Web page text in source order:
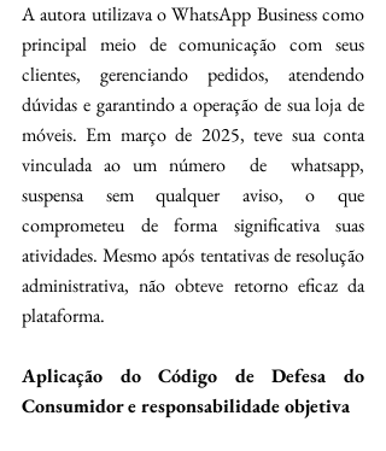
A autora utilizava o WhatsApp Business como
principal meio de comunicação com seus
clientes, gerenciando pedidos, atendendo
dúvidas e garantindo a operação de sua loja de
móveis. Em março de 2025, teve sua conta
vinculada ao um número  de  whatsapp,
suspensa sem qualquer aviso, o que
comprometeu de forma significativa suas
atividades. Mesmo após tentativas de resolução
administrativa, não obteve retorno eficaz da
plataforma.
Aplicação do Código de Defesa do
Consumidor e responsabilidade objetiva